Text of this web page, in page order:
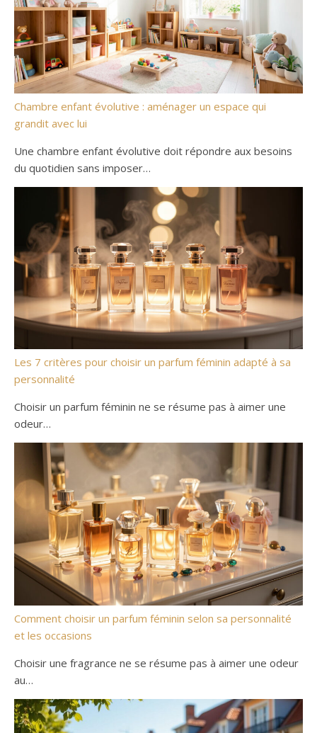
Chambre enfant évolutive : aménager un espace qui
grandit avec lui
Une chambre enfant évolutive doit répondre aux besoins
du quotidien sans imposer…
Les 7 critères pour choisir un parfum féminin adapté à sa
personnalité
Choisir un parfum féminin ne se résume pas à aimer une
odeur…
Comment choisir un parfum féminin selon sa personnalité
et les occasions
Choisir une fragrance ne se résume pas à aimer une odeur
au…